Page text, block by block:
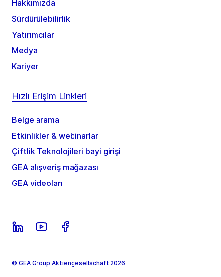
Hakkımızda
Sürdürülebilirlik
Yatırımcılar
Medya
Kariyer
Hızlı Erişim Linkleri
Belge arama
Etkinlikler & webinarlar
Çiftlik Teknolojileri bayi girişi
GEA alışveriş mağazası
GEA videoları
© GEA Group Aktiengesellschaft 2026